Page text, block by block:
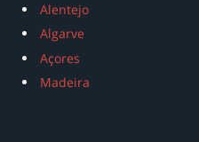
Alentejo
Algarve
Açores
Madeira